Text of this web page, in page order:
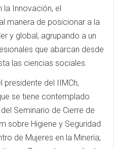
la Innovación, el
manera de posicionar a la
y global, agrupando a un
que abarcan desde
las ciencias sociales.
presidente del IIMCh,
se tiene contemplado
Seminario de Cierre de
sobre Higiene y Seguridad
de Mujeres en la Minería;